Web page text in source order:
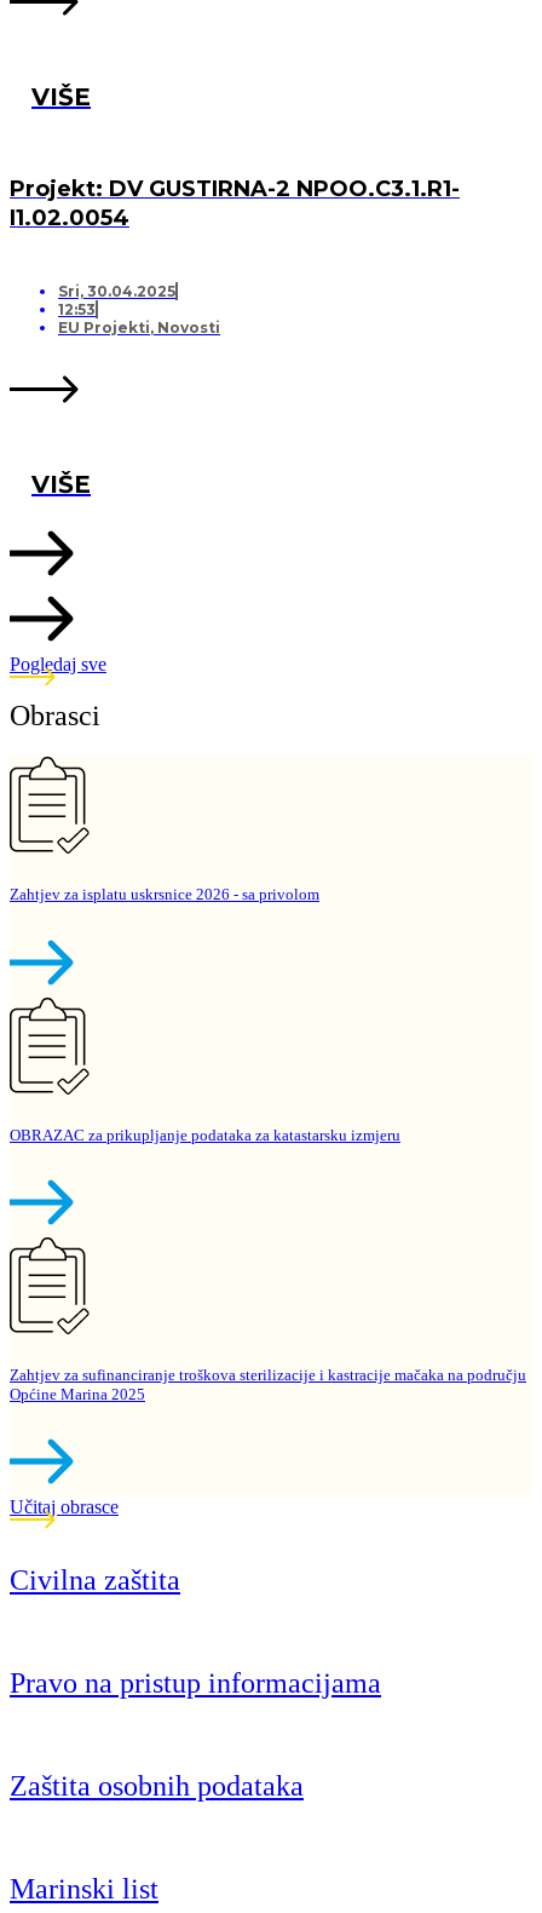
VIŠE
Projekt: DV GUSTIRNA-2 NPOO.C3.1.R1-
I1.02.0054
Sri, 30.04.2025
12:53
EU Projekti, Novosti
VIŠE
Pogledaj sve
Obrasci
Zahtjev za isplatu uskrsnice 2026 - sa privolom
OBRAZAC za prikupljanje podataka za katastarsku izmjeru
Zahtjev za sufinanciranje troškova sterilizacije i kastracije mačaka na području
Općine Marina 2025
Učitaj obrasce
Civilna zaštita
Pravo na pristup informacijama
Zaštita osobnih podataka
Marinski list